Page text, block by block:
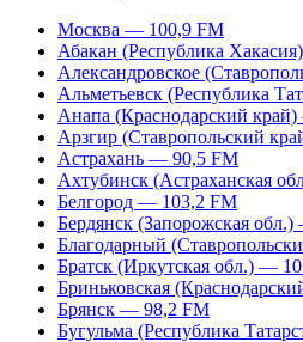
Москва — 100,9 FM
Абакан (Республика
Александровское
Альметьевск (Республика
Анапа (Краснодарский
Арзгир (Ставропольский
Астрахань — 90,5 FM
Ахтубинск (Астраханская
Белгород — 103,2 FM
Бердянск (Запорожская
Благодарный
Братск (Иркутская обл.) —
Бриньковская
Брянск — 98,2 FM
Бугульма (Республика